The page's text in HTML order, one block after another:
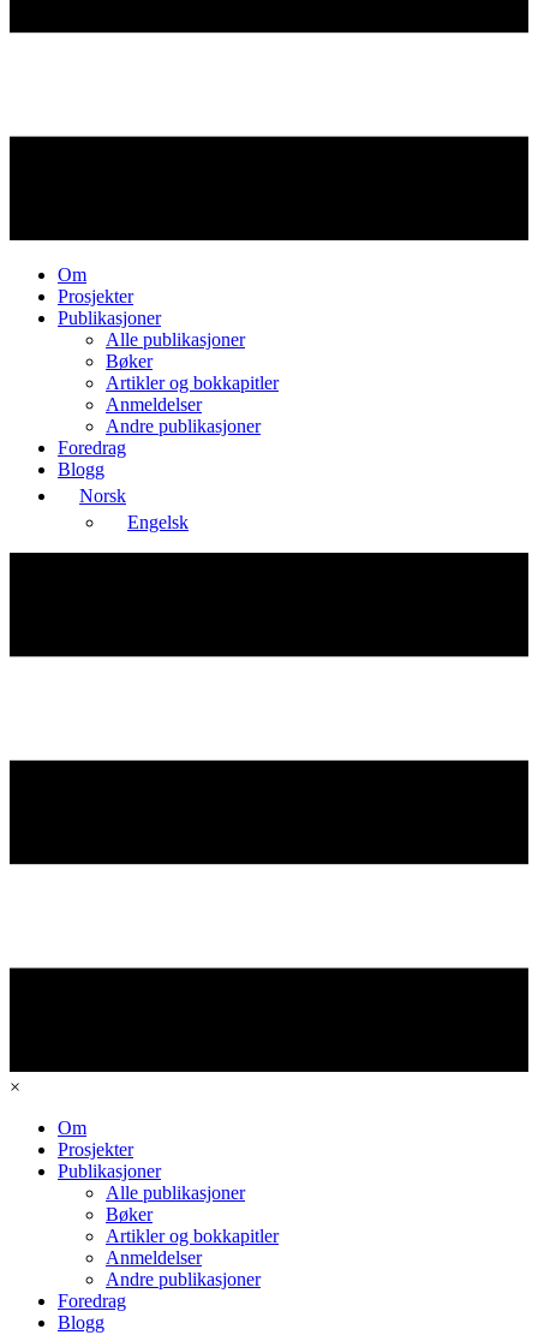
Om
Prosjekter
Publikasjoner
Alle publikasjoner
Bøker
Artikler og bokkapitler
Anmeldelser
Andre publikasjoner
Foredrag
Blogg
Norsk
Engelsk
×
Om
Prosjekter
Publikasjoner
Alle publikasjoner
Bøker
Artikler og bokkapitler
Anmeldelser
Andre publikasjoner
Foredrag
Blogg